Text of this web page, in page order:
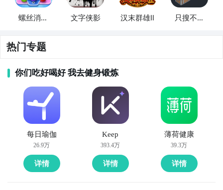
螺丝消消
文字侠影 汉末群雄Ⅱ
只搜不打
热门专题
你们吃好喝好 我去健身锻炼
每日瑜伽
26.9万
详情
Keep
393.4万
详情
薄荷健康
39.3万
详情